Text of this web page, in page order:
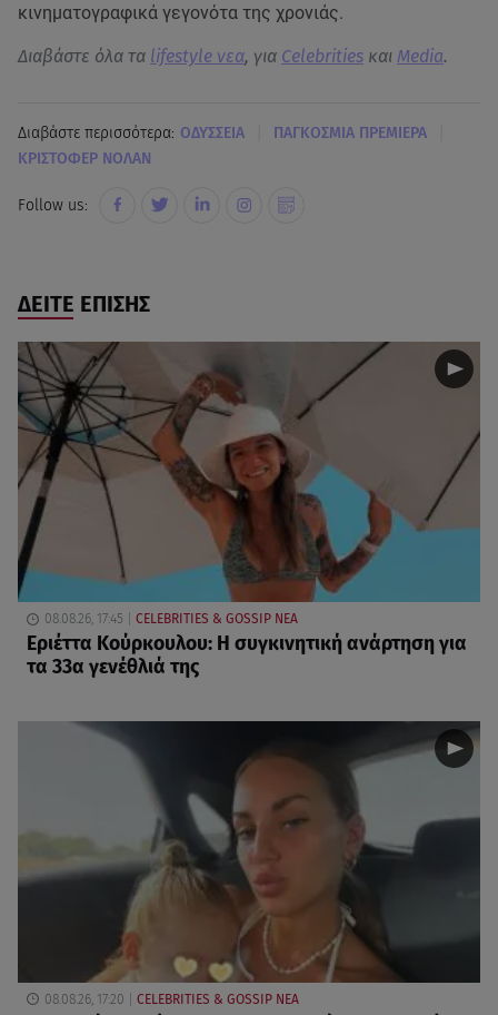
κινηματογραφικά γεγονότα της χρονιάς.
Διαβάστε όλα τα lifestyle νεα, για Celebrities και Media.
Διαβάστε περισσότερα: ΟΔΥΣΣΕΙΑ ΠΑΓΚΟΣΜΙΑ ΠΡΕΜΙΕΡΑ
ΚΡΙΣΤΟΦΕΡ ΝΟΛΑΝ
Follow us:
ΔΕΙΤΕ ΕΠΙΣΗΣ
08.08.26, 17:45 CELEBRITIES & GOSSIP ΝΕΑ
Εριέττα Κούρκουλου: Η συγκινητική ανάρτηση για
τα 33α γενέθλιά της
08.08.26, 17:20 CELEBRITIES & GOSSIP ΝΕΑ